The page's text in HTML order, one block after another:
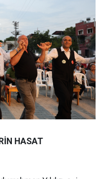
HASAT